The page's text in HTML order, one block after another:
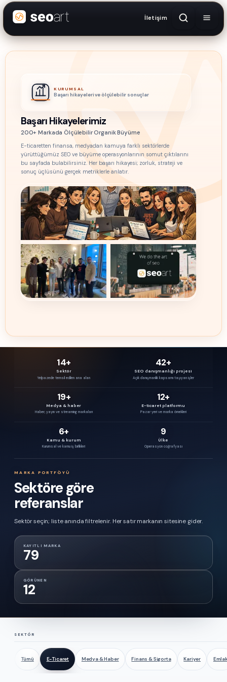
İletişim
KURUMSAL
Başarı hikayeleri ve ölçülebilir sonuçlar
Başarı Hikayelerimiz
200+ Markada Ölçülebilir Organik Büyüme
E-ticaretten finansa, medyadan kamuya farklı sektörlerde
yürüttüğümüz SEO ve büyüme operasyonlarının somut çıktılarını
bu sayfada bulabilirsiniz. Her başarı hikayesi; zorluk, strateji ve
sonuç üçlüsünü gerçek metriklerle anlatır.
14+
Sektör
Yelpazede temsil edilen ana alan
42+
SEO danışmanlığı projesi
Açık danışmanlık kapsamı taşıyan işler
19+
Medya & haber
Haber, yayın ve streaming markaları
12+
E-ticaret platformu
Pazar yeri ve marka örnekleri
6+
Kamu & kurum
Kurumsal ve kamu iş birlikleri
9
Ülke
Operasyon coğrafyası
MARKA PORTFÖYÜ
Sektöre göre
referanslar
Sektör seçin; liste anında filtrelenir. Her satır markanın sitesine gider.
KAYITLI MARKA
79
GÖRÜNEN
12
SEKTÖR
Tümü E-Ticaret Medya & Haber Finans & Sigorta Kariyer